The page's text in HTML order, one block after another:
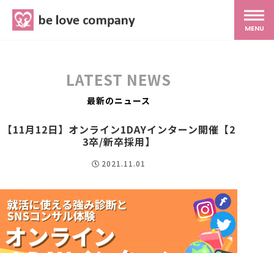
MENU
スタッフ紹介
LATEST NEWS
最新のニュース
【11月12日】オンライン1DAYインターン開催【2
3卒/新卒採用】
2021.11.01